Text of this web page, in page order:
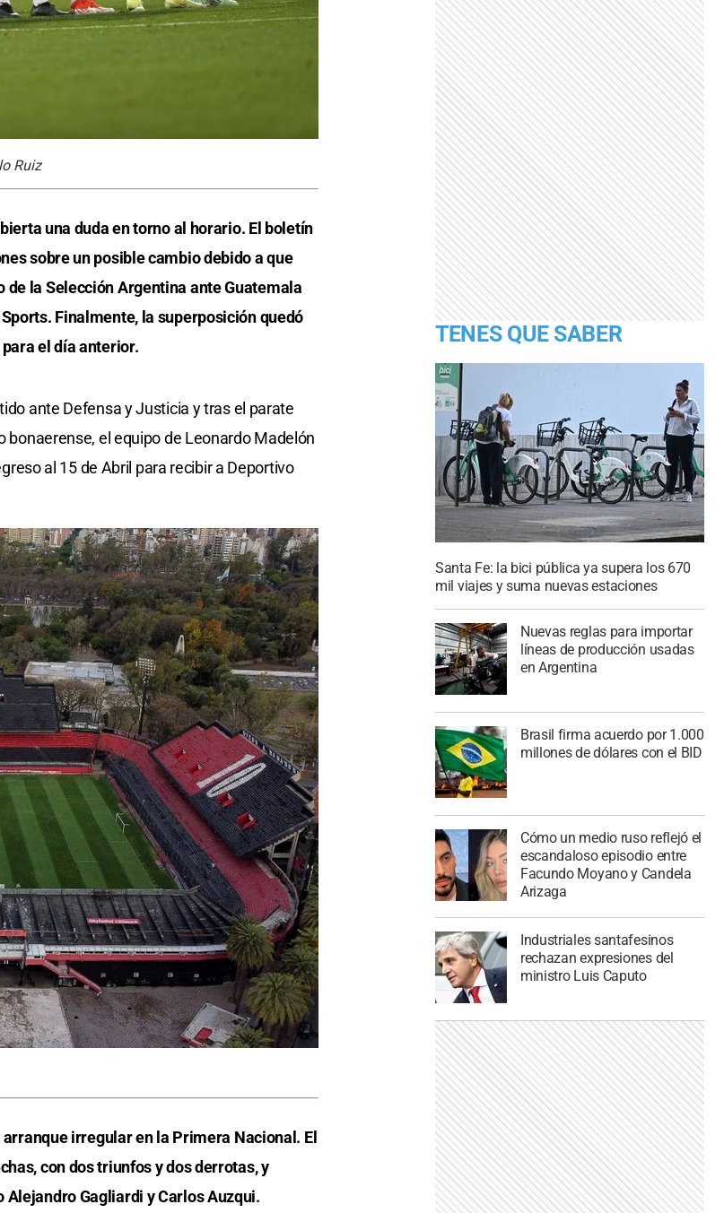
Ruiz
una duda en torno al horario. El boletín
sobre un posible cambio debido a que
la Selección Argentina ante Guatemala
Finalmente, la superposición quedó
el día anterior.
ante Defensa y Justicia y tras el parate
bonaerense, el equipo de Leonardo Madelón
al 15 de Abril para recibir a Deportivo
irregular en la Primera Nacional. El
con dos triunfos y dos derrotas, y
Gagliardi y Carlos Auzqui.
TENES QUE SABER
Santa Fe: la bici pública ya supera los 670
mil viajes y suma nuevas estaciones
Nuevas reglas para importar
líneas de producción usadas
en Argentina
Brasil firma acuerdo por 1.000
millones de dólares con el BID
Cómo un medio ruso reflejó el
escandaloso episodio entre
Facundo Moyano y Candela
Arizaga
Industriales santafesinos
rechazan expresiones del
ministro Luis Caputo